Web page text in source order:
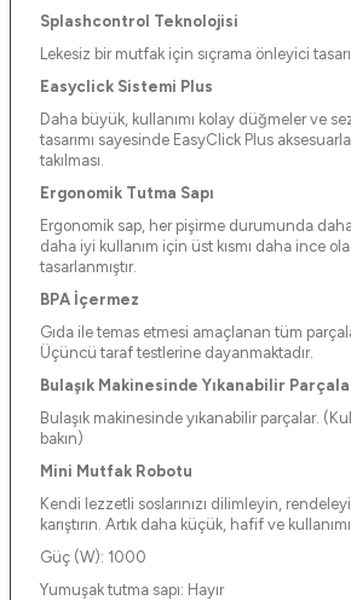
Splashcontrol Teknolojisi
Lekesiz bir mutfak için sıçrama önleyici
Easyclick Sistemi Plus
Daha büyük, kullanımı kolay düğmeler ve
tasarımı sayesinde EasyClick Plus
takılması.
Ergonomik Tutma Sapı
Ergonomik sap, her pişirme durumunda
daha iyi kullanım için üst kısmı daha ince
tasarlanmıştır.
BPA İçermez
Gıda ile temas etmesi amaçlanan tüm
Üçüncü taraf testlerine dayanmaktadır.
Bulaşık Makinesinde Yıkanabilir
Bulaşık makinesinde yıkanabilir parçalar.
bakın)
Mini Mutfak Robotu
Kendi lezzetli soslarınızı dilimleyin,
karıştırın. Artık daha küçük, hafif ve
Güç (W): 1000
Yumuşak tutma sapı: Hayır